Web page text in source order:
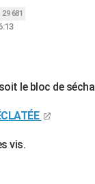
29 681
le bloc de
vis.